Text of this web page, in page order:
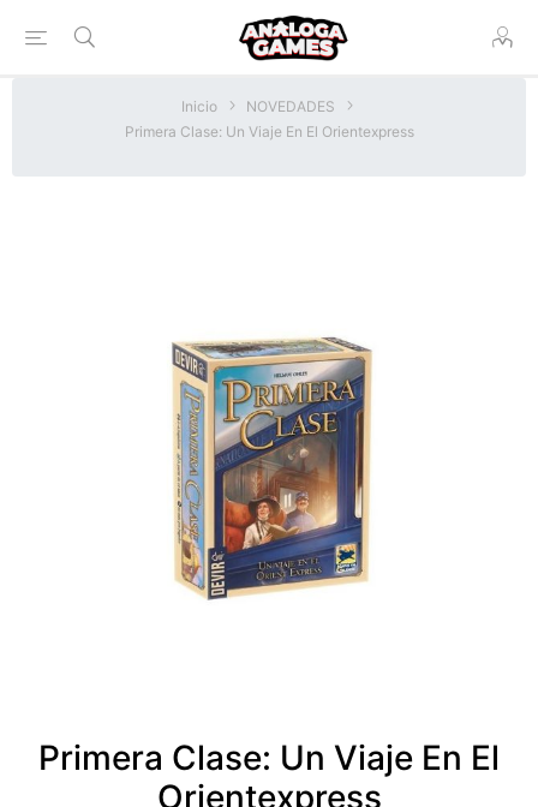
Inicio
NOVEDADES
Primera Clase: Un Viaje En El Orientexpress
Primera Clase: Un Viaje En El
Orientexpress